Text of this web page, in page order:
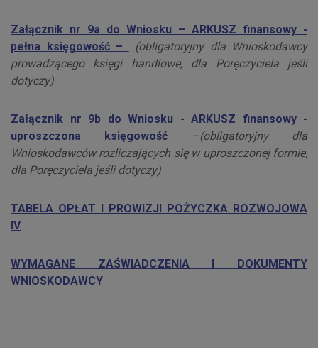
Załącznik nr 9a do Wniosku – ARKUSZ finansowy -
pełna księgowość –
(obligatoryjny dla Wnioskodawcy
prowadzącego księgi handlowe, dla Poręczyciela jeśli
dotyczy)
Załącznik nr 9b do Wniosku - ARKUSZ finansowy -
uproszczona księgowość
–(obligatoryjny dla
Wnioskodawców rozliczających się w uproszczonej formie,
dla Poręczyciela jeśli dotyczy)
TABELA OPŁAT I PROWIZJI POŻYCZKA ROZWOJOWA
IV
WYMAGANE ZAŚWIADCZENIA I DOKUMENTY
WNIOSKODAWCY